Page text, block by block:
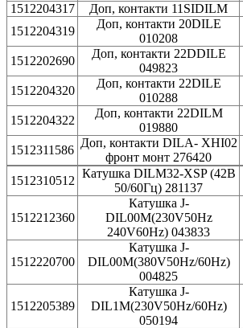
1512204317 Доп, контакти 11SIDILM
1512204319
Доп, контакти 20DILE
010208
1512202690
Доп, контакти 22DDILE
049823
1512204320
Доп, контакти 22DILE
010288
1512204322
Доп, контакти 22DILM
019880
1512311586
Доп, контакти DILA- XHI02
фронт монт 276420
1512310512
Катушка DILM32-XSP (42В
50/60Гц) 281137
1512212360
Катушка J-
DIL00M(230V50Hz
240V60Hz) 043833
1512220700
Катушка J-
DIL00M(380V50Hz/60Hz)
004825
1512205389
Катушка J-
DIL1M(230V50Hz/60Hz)
050194